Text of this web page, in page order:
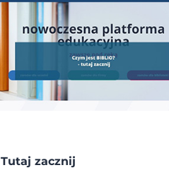
Tutaj zacznij